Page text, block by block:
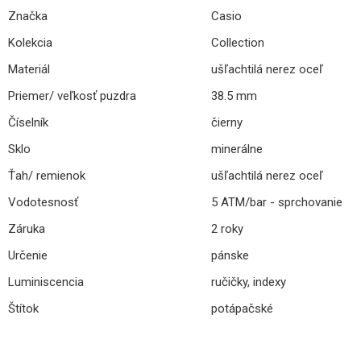
Značka
Casio
Kolekcia
Collection
Materiál
ušľachtilá nerez oceľ
Priemer/ veľkosť puzdra
38.5 mm
Číselník
čierny
Sklo
minerálne
Ťah/ remienok
ušľachtilá nerez oceľ
Vodotesnosť
5 ATM/bar - sprchovanie
Záruka
2 roky
Určenie
pánske
Luminiscencia
ručičky, indexy
Štítok
potápačské